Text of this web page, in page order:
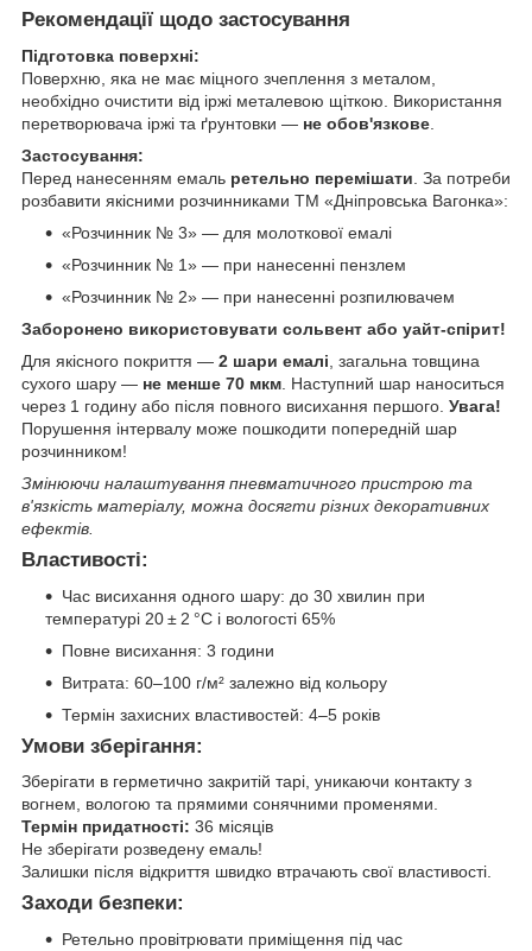
Рекомендації щодо застосування
Підготовка поверхні:
Поверхню, яка не має міцного зчеплення з металом,
необхідно очистити від іржі металевою щіткою. Використання
перетворювача іржі та ґрунтовки — не обов'язкове
Застосування:
Перед нанесенням емаль ретельно перемішати . За потреби
розбавити якісними розчинниками ТМ «Дніпровська Вагонка»:
«Розчинник № 3» — для молоткової емалі
«Розчинник № 1» — при нанесенні пензлем
«Розчинник № 2» — при нанесенні розпилювачем
Заборонено використовувати сольвент або уайт-спірит!
Для якісного покриття — 2 шари емалі , загальна товщина
сухого шару — не менше 70 мкм . Наступний шар наноситься
через 1 годину або після повного висихання першого. Увага!
Порушення інтервалу може пошкодити попередній шар
розчинником!
Змінюючи налаштування пневматичного пристрою та
в'язкість матеріалу, можна досягти різних декоративних
ефектів.
Властивості:
Час висихання одного шару: до 30 хвилин при
температурі 20 ± 2 °C і вологості 65%
Повне висихання: 3 години
Витрата: 60–100 г/м² залежно від кольору
Термін захисних властивостей: 4–5 років
Умови зберігання:
Зберігати в герметично закритій тарі, уникаючи контакту з
вогнем, вологою та прямими сонячними променями.
Термін придатності: 36 місяців
Не зберігати розведену емаль!
Залишки після відкриття швидко втрачають свої властивості.
Заходи безпеки:
Ретельно провітрювати приміщення під час